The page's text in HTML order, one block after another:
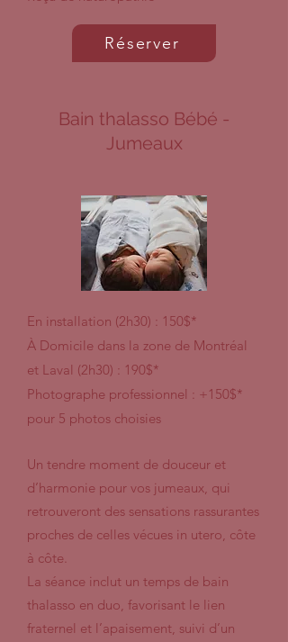
Réserver
Bain thalasso Bébé -
Jumeaux
En installation (2h30) : 150$*
À Domicile dans la zone de Montréal
et Laval (2h30) : 190$*
Photographe professionnel : +150$*
pour 5 photos choisies
Un tendre moment de douceur et
d’harmonie pour vos jumeaux, qui
retrouveront des sensations rassurantes
proches de celles vécues in utero, côte
à côte.
La séance inclut un temps de bain
thalasso en duo, favorisant le lien
fraternel et l’apaisement, suivi d’un